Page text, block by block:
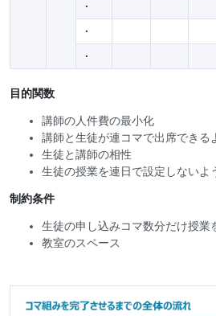
・
・
・
目的関数
講師の人件費の最小化
講師と生徒が連コマで出席できる
生徒と講師の相性
生徒の授業を連日で設定しないよ
制約条件
生徒の申し込みコマ数分だけ授業
教室のスペース